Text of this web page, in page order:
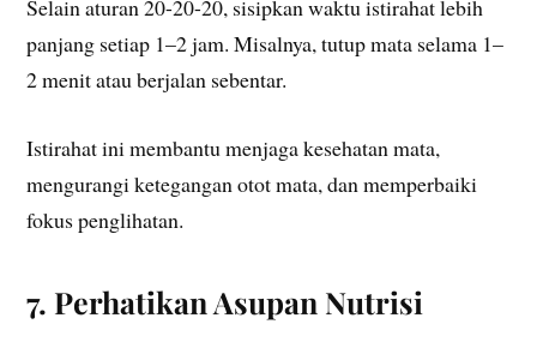
Selain aturan 20-20-20, sisipkan waktu istirahat lebih
panjang setiap 1–2 jam. Misalnya, tutup mata selama 1–
2 menit atau berjalan sebentar.
Istirahat ini membantu menjaga kesehatan mata,
mengurangi ketegangan otot mata, dan memperbaiki
fokus penglihatan.
7. Perhatikan Asupan Nutrisi